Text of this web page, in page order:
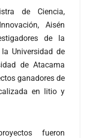
de Ciencia,
Aisén
de la
Universidad de
de Atacama
ganadores de
en litio y
fueron